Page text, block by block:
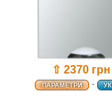
⇧ 2370
ПАРАМЕТРИ -